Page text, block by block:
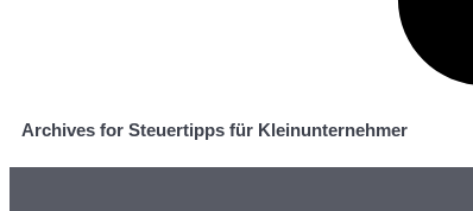
Archives for Steuertipps für Kleinunternehmer